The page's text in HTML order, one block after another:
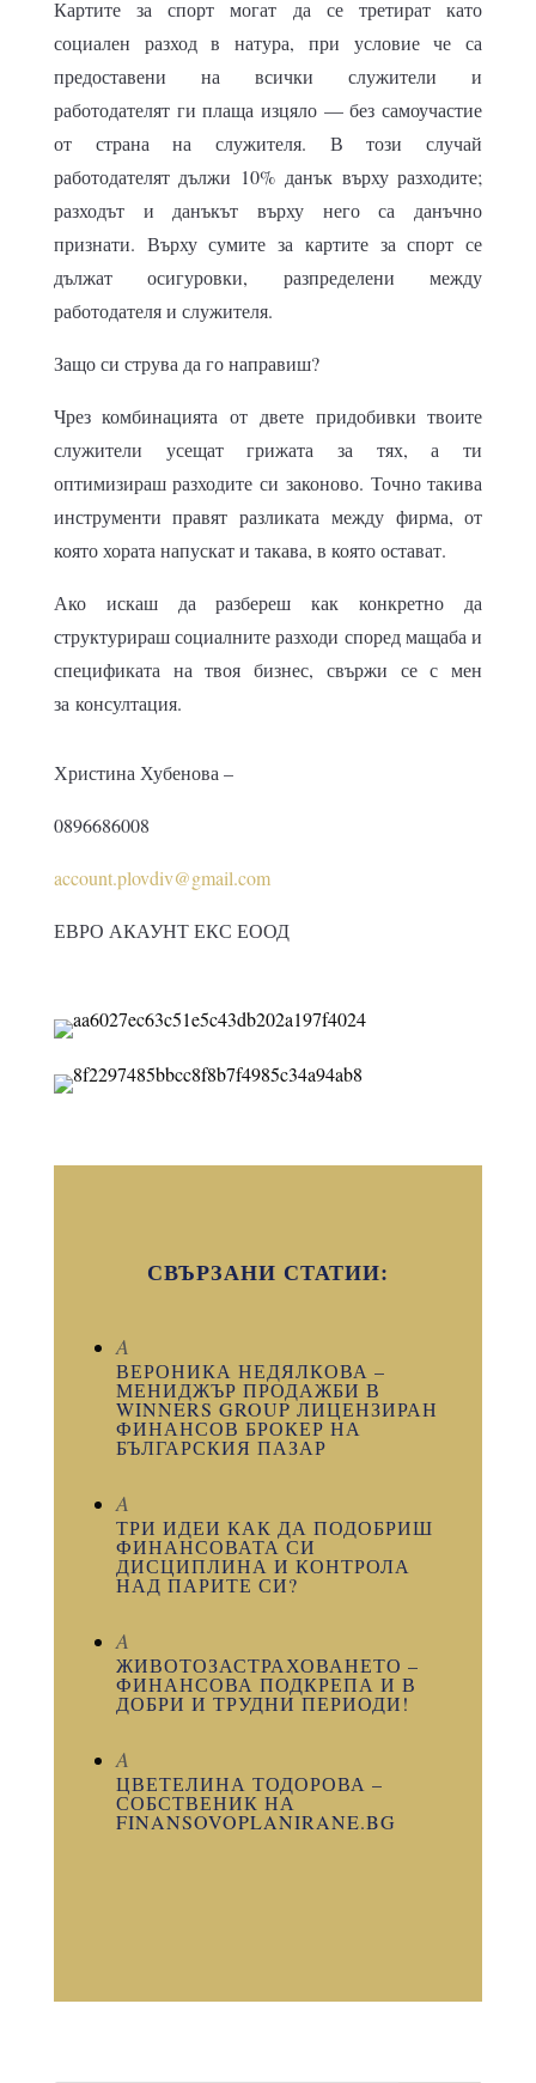
Картите за спорт могат да се третират като
социален разход в натура, при условие че са
предоставени на всички служители и
работодателят ги плаща изцяло — без самоучастие
от страна на служителя. В този случай
работодателят дължи 10% данък върху разходите;
разходът и данъкът върху него са данъчно
признати. Върху сумите за картите за спорт се
дължат осигуровки, разпределени между
работодателя и служителя.
Защо си струва да го направиш?
Чрез комбинацията от двете придобивки твоите
служители усещат грижата за тях, а ти
оптимизираш разходите си законово. Точно такива
инструменти правят разликата между фирма, от
която хората напускат и такава, в която остават.
Ако искаш да разбереш как конкретно да
структурираш социалните разходи според мащаба и
спецификата на твоя бизнес, свържи се с мен
за консултация.
Христина Хубенова –
0896686008
account.plovdiv@gmail.com
ЕВРО АКАУНТ ЕКС ЕООД
СВЪРЗАНИ СТАТИИ:
A
ВЕРОНИКА НЕДЯЛКОВА –
МЕНИДЖЪР ПРОДАЖБИ В
WINNERS GROUP ЛИЦЕНЗИРАН
ФИНАНСОВ БРОКЕР НА
БЪЛГАРСКИЯ ПАЗАР
A
ТРИ ИДЕИ КАК ДА ПОДОБРИШ
ФИНАНСОВАТА СИ
ДИСЦИПЛИНА И КОНТРОЛА
НАД ПАРИТЕ СИ?
A
ЖИВОТОЗАСТРАХОВАНЕТО –
ФИНАНСОВА ПОДКРЕПА И В
ДОБРИ И ТРУДНИ ПЕРИОДИ!
A
ЦВЕТЕЛИНА ТОДОРОВА –
СОБСТВЕНИК НА
FINANSOVOPLANIRANE.BG